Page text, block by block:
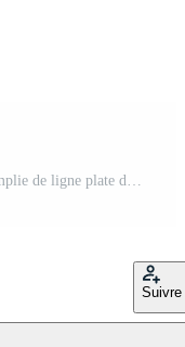
modèle de bannière de vecteur d'icône remplie de ligne plate d'entreprise de données de stockage usb Vecteur Gratuit
Suivre